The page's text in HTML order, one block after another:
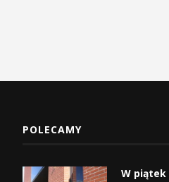
POLECAMY
W piątek